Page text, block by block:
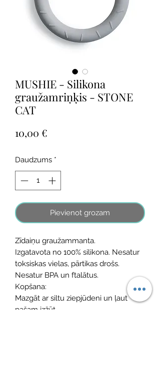
MUSHIE - Silikona
graužamriņķis - STONE
CAT
10,00 €
Daudzums *
Pievienot grozam
Zīdaiņu graužammanta.
Izgatavota no 100% silikona. Nesatur
toksiskas vielas, pārtikas drošs.
Nesatur BPA un ftalātus.
Kopšana:
Mazgāt ar siltu ziepjūdeni un ļaut
pašam izžūt.